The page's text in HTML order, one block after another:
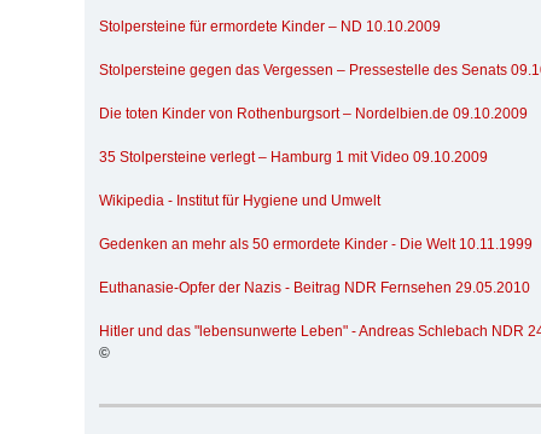
Stolpersteine für ermordete Kinder – ND 10.10.2009
Stolpersteine gegen das Vergessen – Pressestelle des Senats
Die toten Kinder von Rothenburgsort – Nordelbien.de 09.10.2009
35 Stolpersteine verlegt – Hamburg 1 mit Video 09.10.2009
Wikipedia - Institut für Hygiene und Umwelt
Gedenken an mehr als 50 ermordete Kinder - Die Welt 10.11.1999
Euthanasie-Opfer der Nazis - Beitrag NDR Fernsehen 29.05.2010
Hitler und das "lebensunwerte Leben" - Andreas Schlebach NDR
©